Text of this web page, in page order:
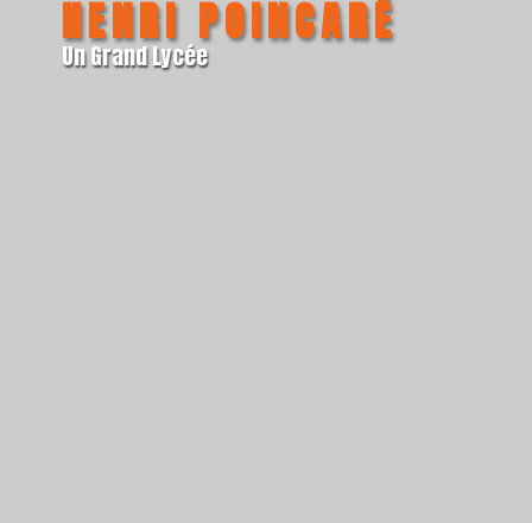
HENRI POINCARÉ
Un Grand Lycée